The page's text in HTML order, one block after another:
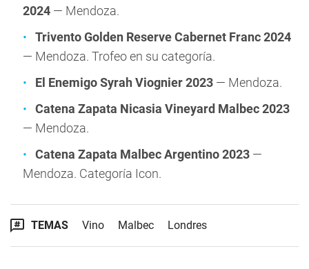
2024 — Mendoza.
Trivento Golden Reserve Cabernet Franc 2024
— Mendoza. Trofeo en su categoría.
El Enemigo Syrah Viognier 2023 — Mendoza.
Catena Zapata Nicasia Vineyard Malbec 2023
— Mendoza.
Catena Zapata Malbec Argentino 2023 —
Mendoza. Categoría Icon.
TEMAS Vino Malbec Londres